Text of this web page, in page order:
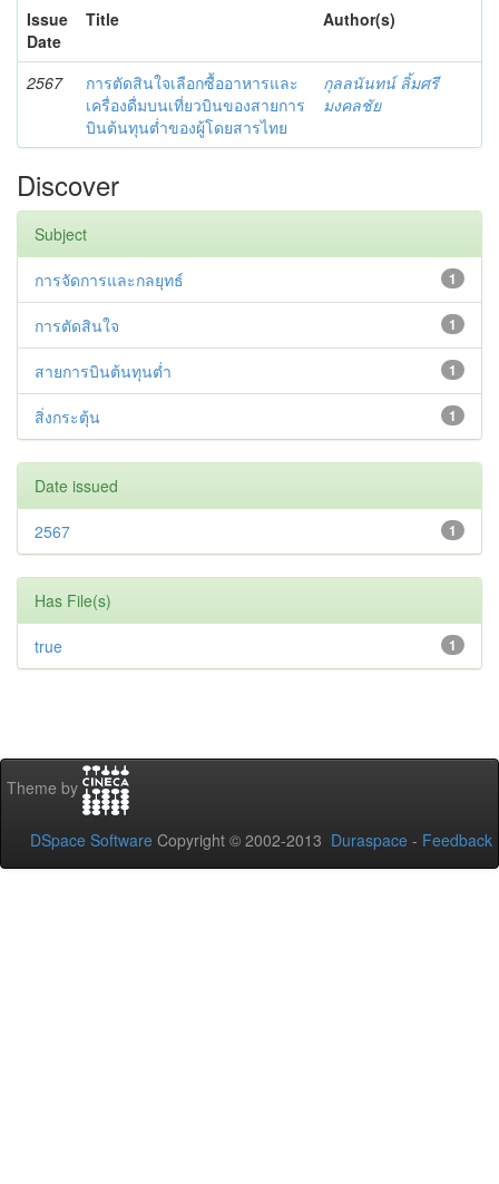
Issue
Date
Title Author(s)
2567
การตัดสินใจเลือกซื้ออาหารและ
เครื่องดื่มบนเที่ยวบินของสายการ
บินต้นทุนต่ำของผู้โดยสารไทย
กุลลนันทน์ ลิ้มศรี
มงคลชัย
Discover
Subject
1
การจัดการและกลยุทธ์
1
การตัดสินใจ
1
สายการบินต้นทุนต่ำ
1
สิ่งกระตุ้น
Date issued
1
2567
Has File(s)
1
true
Theme by
DSpace Software Copyright © 2002-2013 Duraspace - Feedback